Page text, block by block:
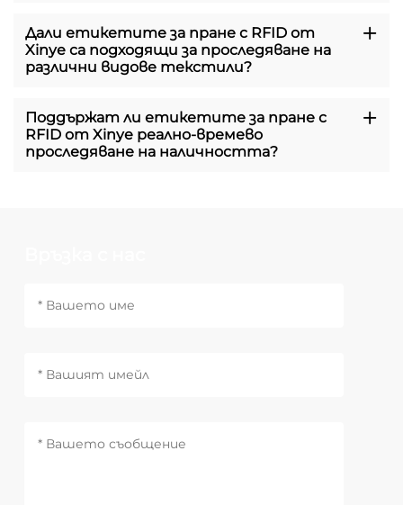
Дали етикетите за пране с RFID от
Xinye са подходящи за проследяване на
различни видове текстили?
Поддържат ли етикетите за пране с
RFID от Xinye реално-времево
проследяване на наличността?